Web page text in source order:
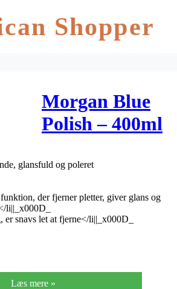
Shopper
Morgan Blue
Polish – 400ml
glansfuld og poleret
der fjerner pletter, giver glans og
li||_x000D_
snavs let at fjerne</li||_x000D_
Læs mere »